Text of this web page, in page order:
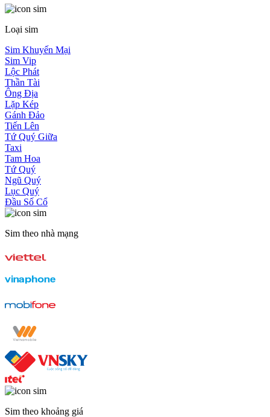
Loại sim
Sim Khuyến Mại
Sim Vip
Lộc Phát
Thần Tài
Ông Địa
Lặp Kép
Gánh Đảo
Tiến Lên
Tứ Quý Giữa
Taxi
Tam Hoa
Tứ Quý
Ngũ Quý
Lục Quý
Đầu Số Cổ
Sim theo nhà mạng
Sim theo khoảng giá